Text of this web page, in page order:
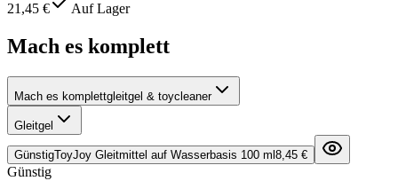
21,45 € Auf Lager
Mach es komplett
Mach es komplettgleitgel & toycleaner
Gleitgel
GünstigToyJoy Gleitmittel auf Wasserbasis 100 ml 8,45 €
Günstig